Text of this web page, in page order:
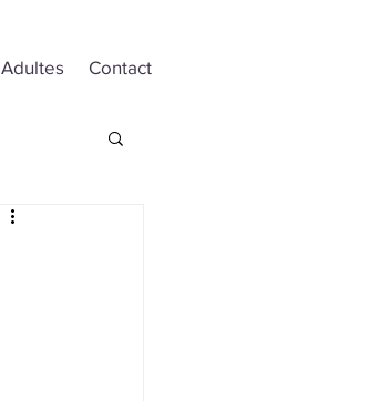
Adultes Contact